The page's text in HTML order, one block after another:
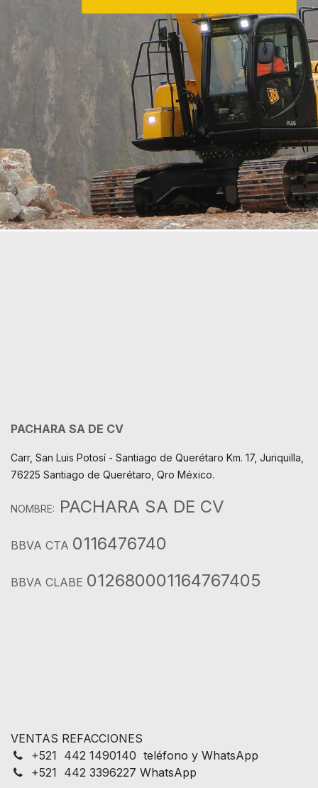
PACHARA SA DE CV
Carr, San Luis Potosí - Santiago de Querétaro Km. 17, Juriquilla,
76225 Santiago de Querétaro, Qro México.
NOMBRE: PACHARA SA DE CV
BBVA CTA 0116476740
BBVA CLABE 012680001164767405
VENTAS REFACCIONES
+521 442 1490140 teléfono y WhatsApp
+521 442 3396227 WhatsApp